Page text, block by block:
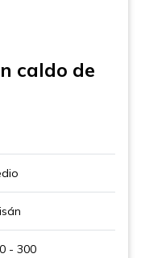
caldo de
- 300